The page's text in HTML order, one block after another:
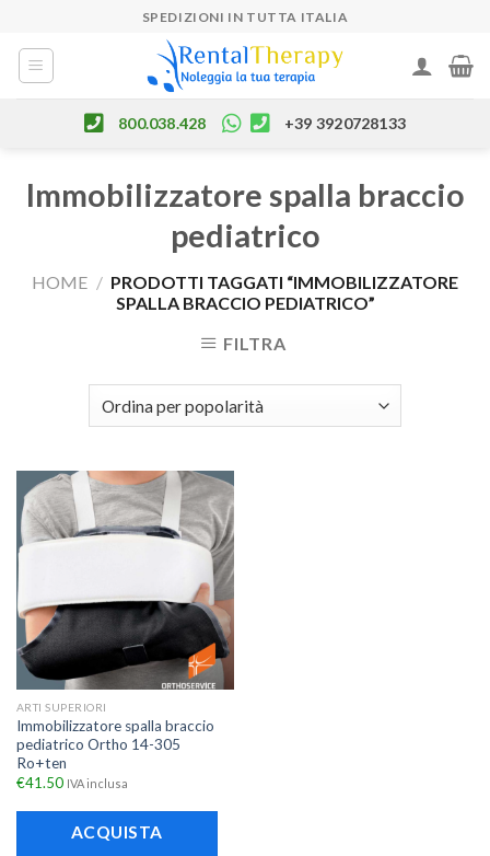
content
SPEDIZIONI IN TUTTA ITALIA
800.038.428 +39 3920728133
Immobilizzatore spalla braccio
pediatrico
HOME / PRODOTTI TAGGATI “IMMOBILIZZATORE
SPALLA BRACCIO PEDIATRICO”
FILTRA
ARTI SUPERIORI
Immobilizzatore spalla braccio
pediatrico Ortho 14-305
Ro+ten
€41.50 IVA inclusa
ACQUISTA